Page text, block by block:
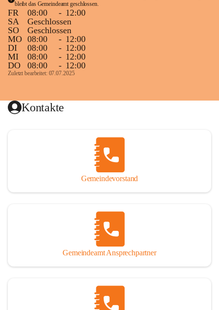
bleibt das Gemeindeamt geschlossen.
FR 08:00 - 12:00
SA
Geschlossen
SO
Geschlossen
MO 08:00 - 12:00
DI
08:00 - 12:00
MI
08:00 - 12:00
DO
08:00 - 12:00
Zuletzt bearbeitet: 07.07.2025
Kontakte
Gemeindevorstand
Gemeindeamt Ansprechpartner